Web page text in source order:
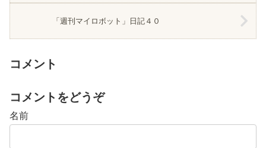
「週刊マイロボット」日記４０
コメント
コメントをどうぞ
名前